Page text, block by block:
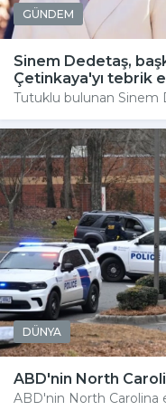
GÜNDEM
Sinem Dedetaş,
Çetinkaya'yı tebrik
Tutuklu bulunan Sinem
DÜNYA
ABD'nin North
ABD'nin North Carolina